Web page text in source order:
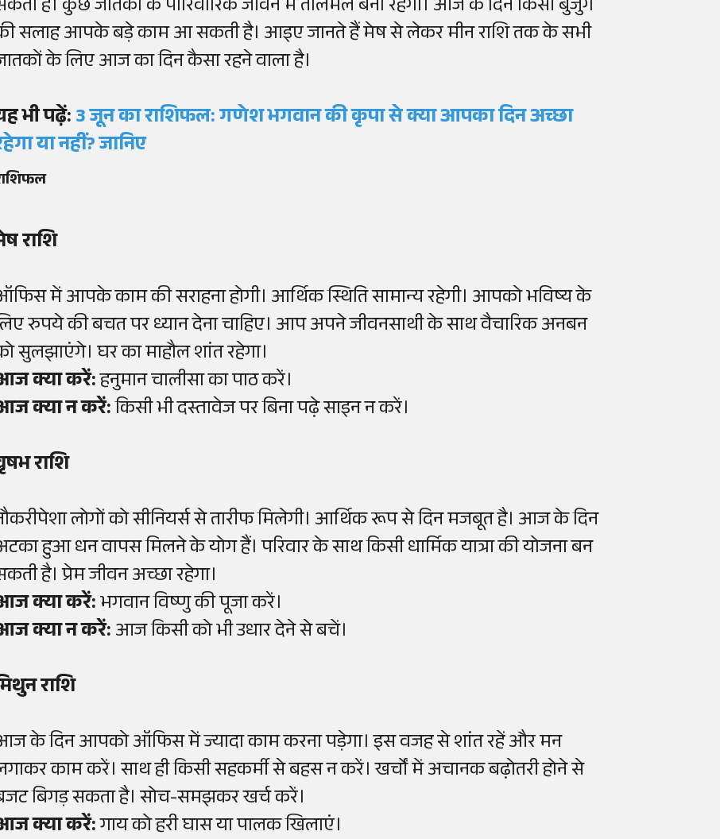
है। कुछ जातकों के पारिवारिक जीवन में तालमेल बना रहेगा। आज के दिन किसी बुजुर्ग
सलाह आपके बड़े काम आ सकती है। आइए जानते हैं मेष से लेकर मीन राशि तक के सभी
के लिए आज का दिन कैसा रहने वाला है।
भी पढ़ें:3 जून का राशिफल: गणेश भगवान की कृपा से क्या आपका दिन अच्छा
या नहीं? जानिए
राशि
में आपके काम की सराहना होगी। आर्थिक स्थिति सामान्य रहेगी। आपको भविष्य के
रुपये की बचत पर ध्यान देना चाहिए। आप अपने जीवनसाथी के साथ वैचारिक अनबन
सुलझाएंगे। घर का माहौल शांत रहेगा।
क्या करें:हनुमान चालीसा का पाठ करें।
क्या न करें:किसी भी दस्तावेज पर बिना पढ़े साइन न करें।
राशि
लोगों को सीनियर्स से तारीफ मिलेगी। आर्थिक रूप से दिन मजबूत है। आज के दिन
हुआ धन वापस मिलने के योग हैं। परिवार के साथ किसी धार्मिक यात्रा की योजना बन
है। प्रेम जीवन अच्छा रहेगा।
क्या करें:भगवान विष्णु की पूजा करें।
क्या न करें:आज किसी को भी उधार देने से बचें।
राशि
के दिन आपको ऑफिस में ज्यादा काम करना पड़ेगा। इस वजह से शांत रहें और मन
काम करें। साथ ही किसी सहकर्मी से बहस न करें। खर्चों में अचानक बढ़ोतरी होने से
बिगड़ सकता है। सोच-समझकर खर्च करें।
क्या करें:गाय को हरी घास या पालक खिलाएं।